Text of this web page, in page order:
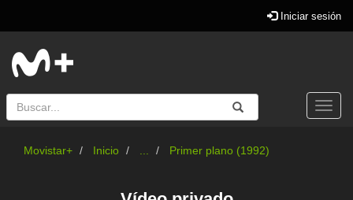
Iniciar sesión
Buscar Enviar
Buscar
Movistar+ Inicio Primer plano (1992)